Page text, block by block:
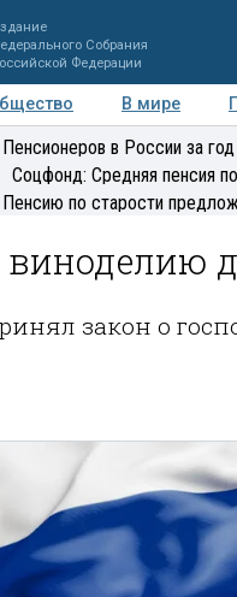
Собрания
Федерации
В мире
Регионы
Пенсионеров в России за
Соцфонд: Средняя пенсия
Пенсию по старости
закон о